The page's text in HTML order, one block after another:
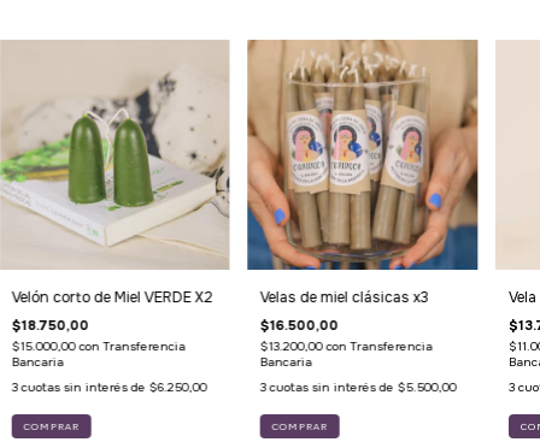
Velón corto de Miel VERDE X2
$18.750,00
$15.000,00con Transferencia
Bancaria
3 cuotas sin interés de $6.250,00
Velas de miel clásicas x3
$16.500,00
$13.200,00con Transferencia
Bancaria
3 cuotas sin interés de $5.500,00
3